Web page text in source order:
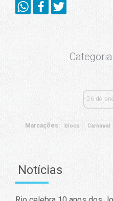
Categoria:
26 de
Marcações: bloco Carnaval
Notícias